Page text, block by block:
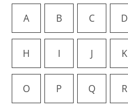
A
B C D
H I J K
O P Q R